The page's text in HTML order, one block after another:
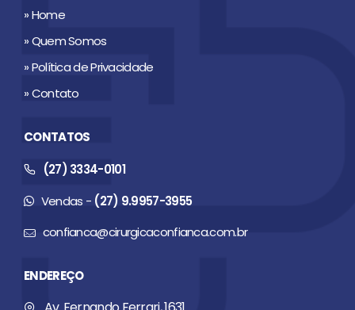
» Home
» Quem Somos
» Política de Privacidade
» Contato
CONTATOS
(27) 3334-0101
Vendas - (27) 9.9957-3955
confianca@cirurgicaconfianca.com.br
ENDEREÇO